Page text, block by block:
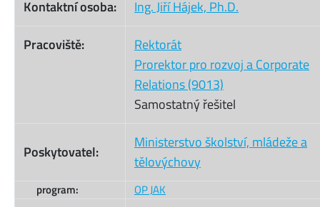
Kontaktní osoba:
Ing. Jiří Hájek, Ph.D.
Pracoviště:
Rektorát
Prorektor pro rozvoj a Corporate
Relations (9013)
Samostatný řešitel
Poskytovatel:
Ministerstvo školství, mládeže a
tělovýchovy
program: OP JAK